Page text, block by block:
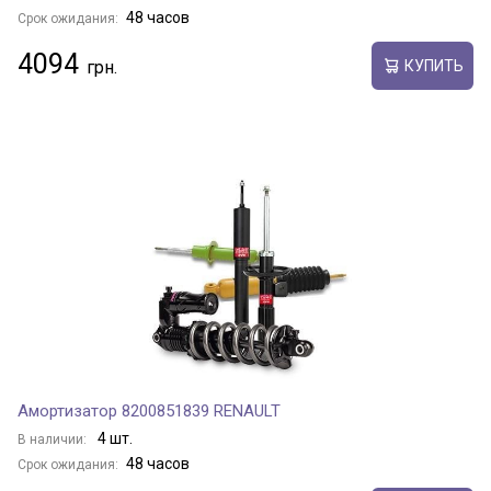
Срок ожидания: 48 часов
4094 КУПИТЬ
Амортизатор 8200851839 RENAULT
В наличии: 4 шт.
Срок ожидания: 48 часов